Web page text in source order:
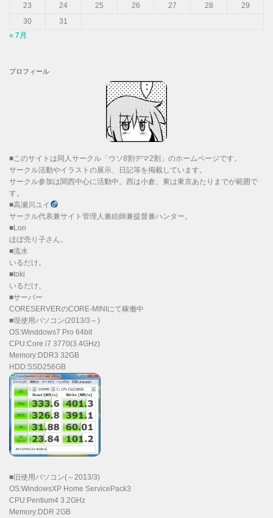
23
24 25 26 27 28
29
30
31
« 7月
プロフィール
■このサイトは同人サークル「ウソ8割デマ2割」のホームページです。
サークル活動やイラストの展示、日記等を掲載しています。
サークル参加は関西中心に活動中。西は小倉、東は東京あたりまでが範囲で
す。
■高瀬川ユイ
サークル代表兼サイト管理人兼絵師兼提督兼ハンター。
■Lon
ほぼ売り子さん。
■流水
いるだけ。
■toki
いるだけ。
■サーバー
CORESERVERのCORE-MINIにて稼働中
■現使用パソコン(2013/3～)
OS:Winddows7 Pro 64bit
CPU:Core i7 3770(3.4GHz)
Memory:DDR3 32GB
HDD:SSD256GB
■旧使用パソコン(～2013/3)
OS:WindowsXP Home ServicePack3
CPU:Pentium4 3.2GHz
Memory:DDR 2GB